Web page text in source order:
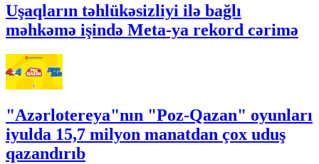
Uşaqların təhlükəsizliyi ilə bağlı
məhkəmə işində Meta-ya rekord cərimə
"Azərlotereya"nın "Poz-Qazan" oyunları
iyulda 15,7 milyon manatdan çox uduş
qazandırıb